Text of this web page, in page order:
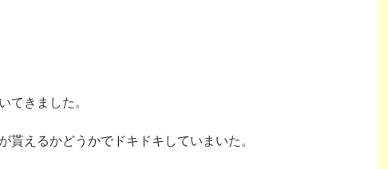
きました。
えるかどうかでドキドキしていまいた。